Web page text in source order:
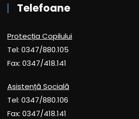
Telefoane
Protecția Copilului
Tel: 0347/880.105
Fax: 0347/418.141
Asistență Socială
Tel: 0347/880.106
Fax: 0347/418.141